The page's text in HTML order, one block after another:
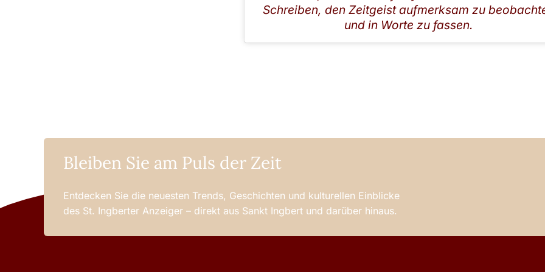
Schreiben, den Zeitgeist aufmerksam zu
und in Worte zu fassen.
Bleiben Sie am Puls der Zeit
Entdecken Sie die neuesten Trends, Geschichten und kulturellen Einblicke
des St. Ingberter Anzeiger – direkt aus Sankt Ingbert und darüber hinaus.